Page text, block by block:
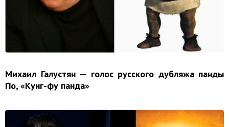
Михаил Галустян — голос русского дубляжа панды
По, «Кунг-фу панда»